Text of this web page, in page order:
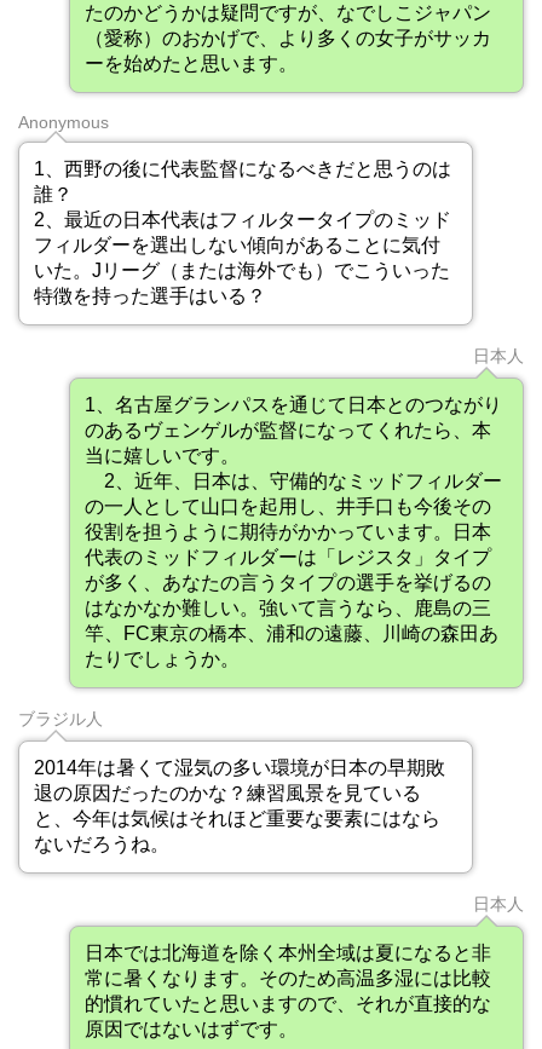
たのかどうかは疑問ですが、なでしこジャパン
（愛称）のおかげで、より多くの女子がサッカ
ーを始めたと思います。
Anonymous
1、西野の後に代表監督になるべきだと思うのは
誰？
2、最近の日本代表はフィルタータイプのミッド
フィルダーを選出しない傾向があることに気付
いた。Jリーグ（または海外でも）でこういった
特徴を持った選手はいる？
日本人
1、名古屋グランパスを通じて日本とのつながり
のあるヴェンゲルが監督になってくれたら、本
当に嬉しいです。
2、近年、日本は、守備的なミッドフィルダー
の一人として山口を起用し、井手口も今後その
役割を担うように期待がかかっています。日本
代表のミッドフィルダーは「レジスタ」タイプ
が多く、あなたの言うタイプの選手を挙げるの
はなかなか難しい。強いて言うなら、鹿島の三
竿、FC東京の橋本、浦和の遠藤、川崎の森田あ
たりでしょうか。
ブラジル人
2014年は暑くて湿気の多い環境が日本の早期敗
退の原因だったのかな？練習風景を見ている
と、今年は気候はそれほど重要な要素にはなら
ないだろうね。
日本人
日本では北海道を除く本州全域は夏になると非
常に暑くなります。そのため高温多湿には比較
的慣れていたと思いますので、それが直接的な
原因ではないはずです。